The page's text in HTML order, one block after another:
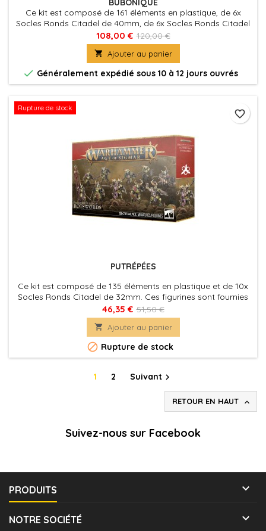
BUBONIQUE
Ce kit est composé de 161 éléments en plastique, de 6x
Socles Ronds Citadel de 40mm, de 6x Socles Ronds Citadel
de 25mm, de 3x Socles Ronds Citadel de 32mm, de 2x
Socles Ronds Citadel de 28,5mm et de 1x Socle Rond
Citadel de 60mm. Ces figurines sont fournies non peintes et
nécessitent assemblage
108,00 € 120,00 €
 Ajouter au panier
 Généralement expédié sous 10 à 12 jours ouvrés
Rupture de stock
PUTRÉPÉES
Ce kit est composé de 135 éléments en plastique et de 10x
Socles Ronds Citadel de 32mm. Ces figurines sont fournies
non peintes et nécessitent assemblage
46,35 € 51,50 €
 Ajouter au panier
 Rupture de stock
favorite_border
1 2 Suivant
RETOUR EN HAUT 
Suivez-nous sur Facebook
PRODUITS 
NOTRE SOCIÉTÉ 